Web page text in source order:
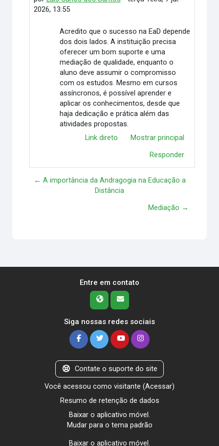
2026, 13:55
Acredito que o sucesso na EaD depende
dos dois lados. A instituição precisa
oferecer um bom suporte e uma
mediação de qualidade, enquanto o
aluno deve assumir o compromisso
com os estudos. Mesmo em cursos
assíncronos, é possível aprender e
aplicar os conhecimentos, desde que
haja dedicação e prática além das
atividades propostas.
Link direto
Mostrar principal
Responder
← A importância da Andragogia na Educação a
Distância
Mediação →
Entre em contato
Siga nossas redes sociais
Contate o suporte do site
Você acessou como visitante (Acessar)
Resumo de retenção de dados
Baixar o aplicativo móvel.
Mudar para o tema padrão
Baixar o aplicativo móvel.